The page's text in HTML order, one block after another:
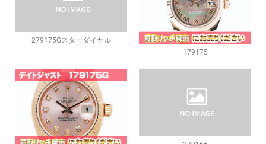
279175Gスターダイヤル
179175